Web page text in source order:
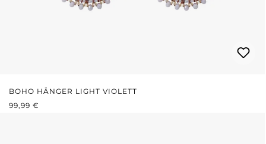
BOHO HÄNGER LIGHT VIOLETT
REGULÄRER PREIS:
99,99 €